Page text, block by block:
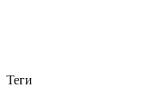
Теги